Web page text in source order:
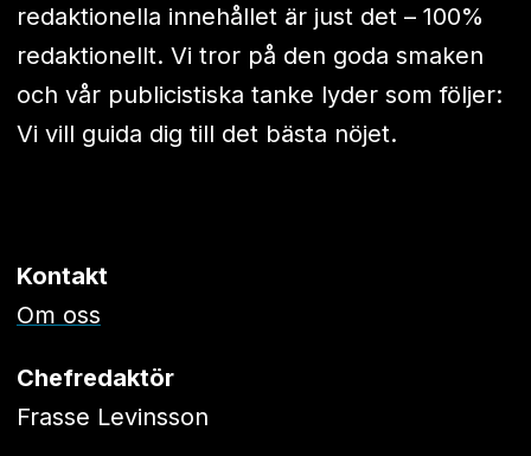
redaktionella innehållet är just det – 100%
redaktionellt. Vi tror på den goda smaken
och vår publicistiska tanke lyder som följer:
Vi vill guida dig till det bästa nöjet.
Kontakt
Om oss
Chefredaktör
Frasse Levinsson